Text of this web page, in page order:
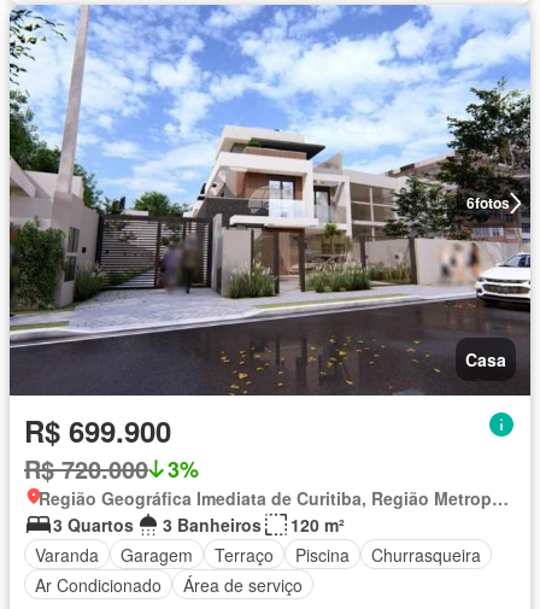
6fotos
Casa
R$ 699.900
R$ 720.000 3%
Região Geográfica Imediata de Curitiba, Região Metropolitana de Curitiba
3 Quartos
3 Banheiros
120 m²
Varanda
Garagem Terraço Piscina
Churrasqueira
Ar Condicionado
Área de serviço